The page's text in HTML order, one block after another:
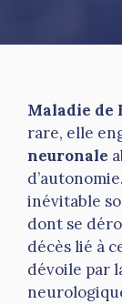
Maladie
rare, elle
neuronale
inévitable
dont se
décès lié à
dévoile par